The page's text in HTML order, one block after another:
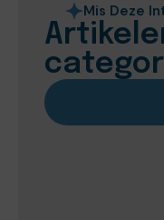
Mis Deze